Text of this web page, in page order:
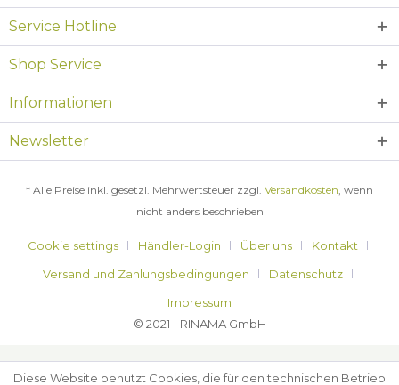
Service Hotline
Shop Service
Informationen
Newsletter
* Alle Preise inkl. gesetzl. Mehrwertsteuer zzgl. Versandkosten, wenn
nicht anders beschrieben
Cookie settings Händler-Login Über uns
Kontakt
Versand und Zahlungsbedingungen
Datenschutz
Impressum
© 2021 - RINAMA GmbH
Diese Website benutzt Cookies, die für den technischen Betrieb